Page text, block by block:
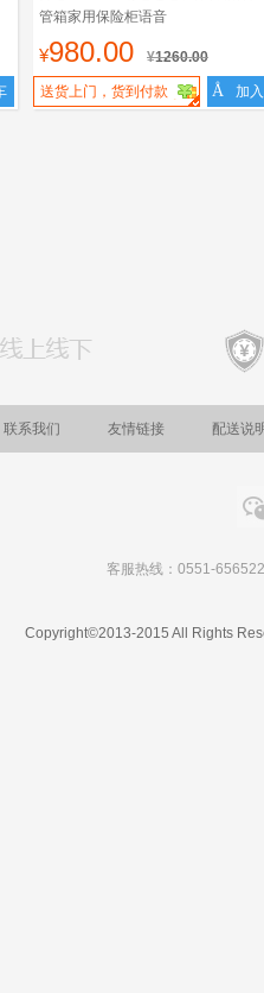
管箱家用保险柜语音
¥980.00 ¥1260.00
送货上门，货到付款 Å 加
联系我们 友情链接 配送说
客服热线：0551-
Copyright©2013-2015 All Rights